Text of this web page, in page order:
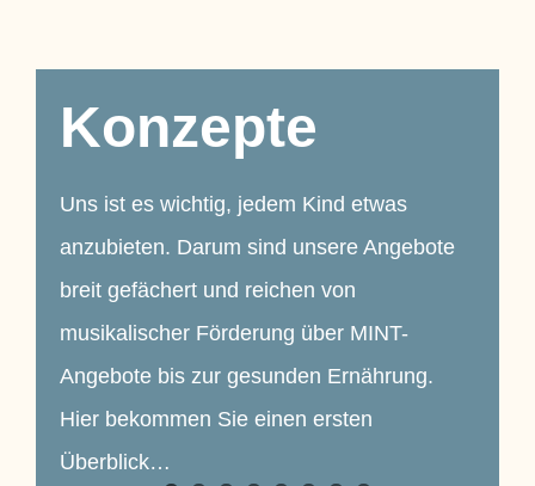
Konzepte
Uns ist es wichtig, jedem Kind etwas
anzubieten. Darum sind unsere Angebote
breit gefächert und reichen von
musikalischer Förderung über MINT-
Angebote bis zur gesunden Ernährung.
Hier bekommen Sie einen ersten
Überblick…